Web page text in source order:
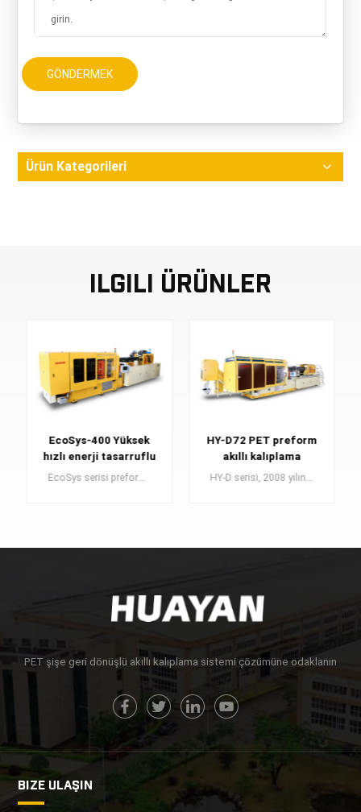
GÖNDERMEK
Ürün Kategorileri
Ilgili Ürünler
EcoSys-400 Yüksek
hızlı enerji tasarruflu
Enjeksiyon kalıplama
EcoSys serisi preform enjeksiyon sistemi , Huayan tarafından pazar talebine göre geliştirilen ve tasarlanan, enerji tasarrufu sağlayan ve yüksek verimli bir PET enjeksiyon kalıplama sistemidir .
DAHA FAZLA
HY-D72 PET preform
akıllı kalıplama
sistemi
HY-D serisi, 2008 yılında büyük kapasite için geliştirilen yüksek hızlı otomatik PET preform enjeksiyon kalıplama sistemidir .
DAHA FAZLA
BILGI EDIN
PET şişe geri dönüşlü akıllı kalıplama sistemi çözümüne odaklanın
BIZE ULAŞIN